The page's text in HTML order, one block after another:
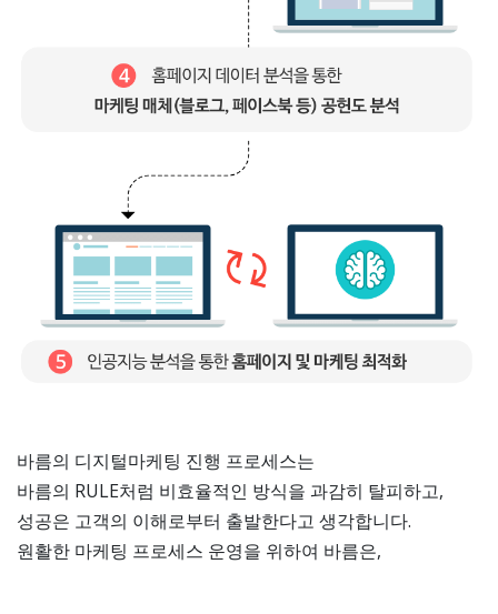
바름의 디지털마케팅 진행 프로세스는
바름의 RULE처럼 비효율적인 방식을 과감히 탈피하고,
성공은 고객의 이해로부터 출발한다고 생각합니다.
원활한 마케팅 프로세스 운영을 위하여 바름은,